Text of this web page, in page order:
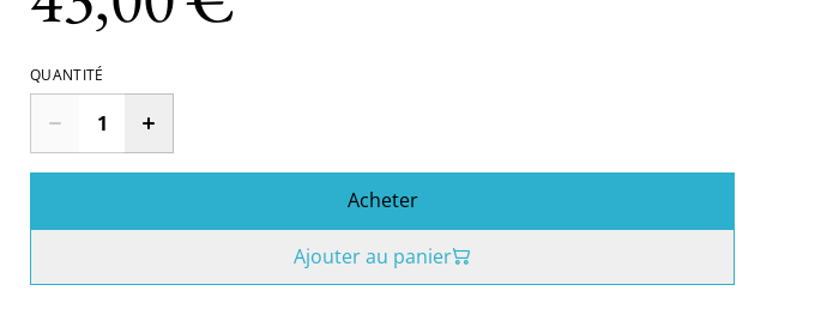
QUANTITÉ
Acheter
Ajouter au panier